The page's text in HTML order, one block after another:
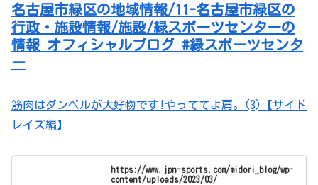
名古屋市緑区の地域情報/11-名古屋市緑区の
行政・施設情報/施設/緑スポーツセンターの
情報 オフィシャルブログ #緑スポーツセンタ
ー
筋肉はダンベルが大好物です!やっててよ肩。(3)【サイド
レイズ編】
https://www.jpn-sports.com/midori_blog/wp-
content/uploads/2023/03/